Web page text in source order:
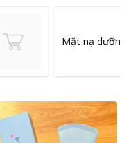
Mặt nạ dưỡng